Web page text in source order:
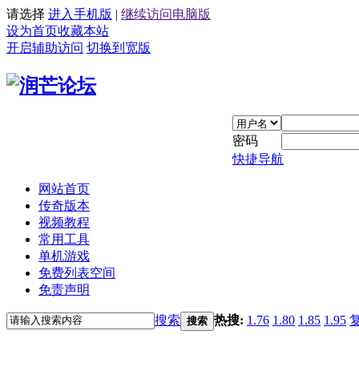
请选择 进入手机版 | 继续访问电脑版
设为首页收藏本站
开启辅助访问 切换到宽版
密码
快捷导航
网站首页
传奇版本
视频教程
常用工具
单机游戏
免费列表空间
免责声明
搜索 搜索 热搜: 1.76 1.80 1.85 1.95